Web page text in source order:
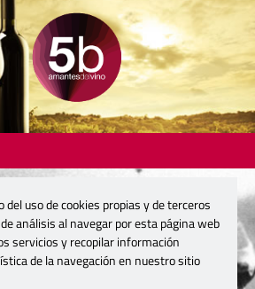
del uso de cookies propias y de terceros
análisis al navegar por esta página web
servicios y recopilar información
de la navegación en nuestro sitio